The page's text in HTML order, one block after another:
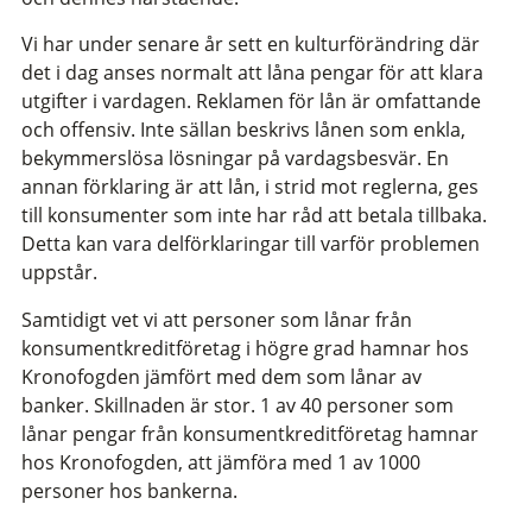
Vi har under senare år sett en kulturförändring där
det i dag anses normalt att låna pengar för att klara
utgifter i vardagen. Reklamen för lån är omfattande
och offensiv. Inte sällan beskrivs lånen som enkla,
bekymmerslösa lösningar på vardagsbesvär. En
annan förklaring är att lån, i strid mot reglerna, ges
till konsumenter som inte har råd att betala tillbaka.
Detta kan vara delförklaringar till varför problemen
uppstår.
Samtidigt vet vi att personer som lånar från
konsumentkreditföretag i högre grad hamnar hos
Kronofogden jämfört med dem som lånar av
banker. Skillnaden är stor. 1 av 40 personer som
lånar pengar från konsumentkreditföretag hamnar
hos Kronofogden, att jämföra med 1 av 1000
personer hos bankerna.